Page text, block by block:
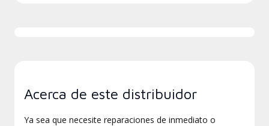
Acerca de este distribuidor
Ya sea que necesite reparaciones de inmediato o